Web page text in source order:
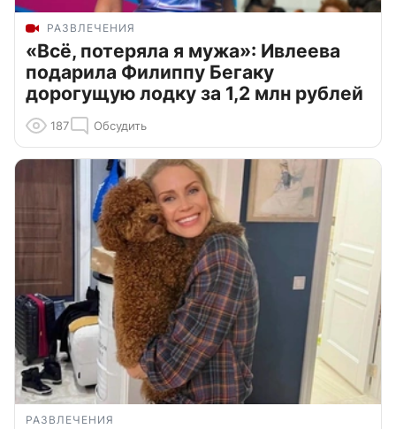
РАЗВЛЕЧЕНИЯ
«Всё, потеряла я мужа»: Ивлеева
подарила Филиппу Бегаку
дорогущую лодку за 1,2 млн рублей
187 Обсудить
РАЗВЛЕЧЕНИЯ